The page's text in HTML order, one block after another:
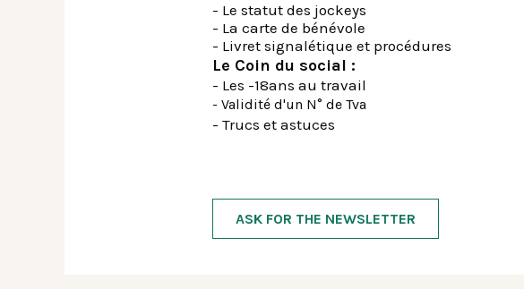
- Le statut des jockeys
- La carte de bénévole
- Livret signalétique et procédures
Le Coin du social :
- Les -18ans au travail
- Validité d'un N° de Tva
- Trucs et astuces
ASK FOR THE NEWSLETTER